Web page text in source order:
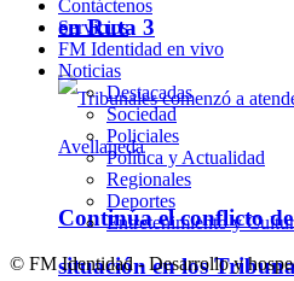
en Ruta 3
Continúa el conflicto
situación en los
Contáctenos
Servicios
FM Identidad en vivo
Noticias
Destacadas
Sociedad
Policiales
Política y Actualidad
Regionales
Deportes
Entretenimiento y
© FM Identidad - Desarrollo y